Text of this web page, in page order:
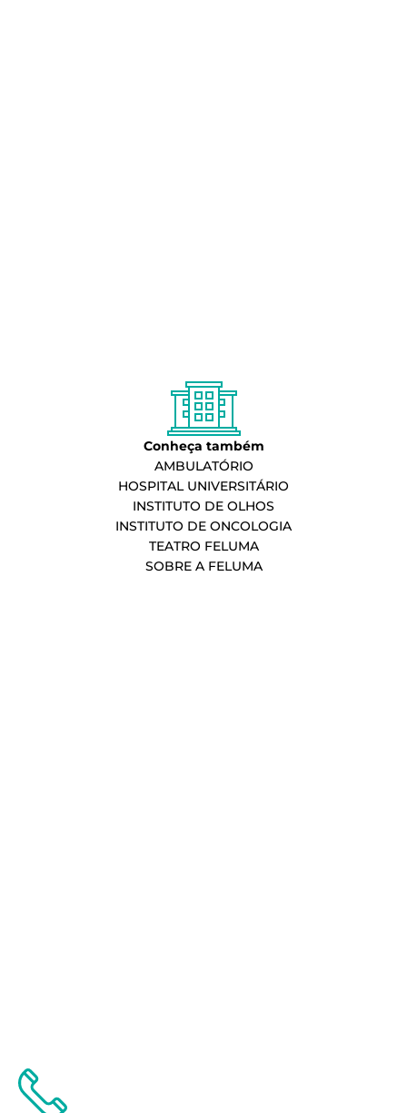
Conheça também
AMBULATÓRIO
HOSPITAL UNIVERSITÁRIO
INSTITUTO DE OLHOS
INSTITUTO DE ONCOLOGIA
TEATRO FELUMA
SOBRE A FELUMA